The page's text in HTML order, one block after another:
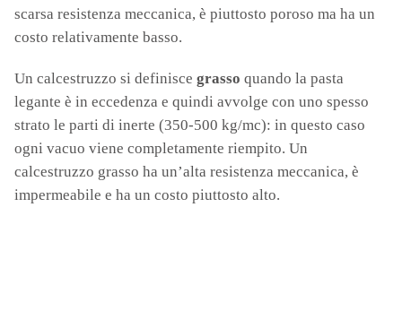
scarsa resistenza meccanica, è piuttosto poroso ma ha un
costo relativamente basso.
Un calcestruzzo si definisce grasso quando la pasta
legante è in eccedenza e quindi avvolge con uno spesso
strato le parti di inerte (350-500 kg/mc): in questo caso
ogni vacuo viene completamente riempito. Un
calcestruzzo grasso ha un’alta resistenza meccanica, è
impermeabile e ha un costo piuttosto alto.